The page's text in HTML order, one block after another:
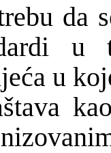
da
u
u